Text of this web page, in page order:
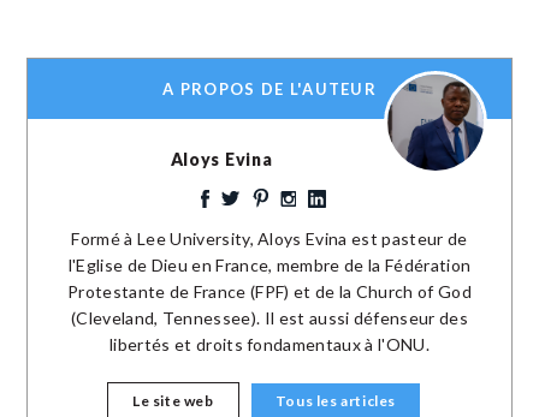
A PROPOS DE L'AUTEUR
Aloys Evina
Formé à Lee University, Aloys Evina est pasteur de
l'Eglise de Dieu en France, membre de la Fédération
Protestante de France (FPF) et de la Church of God
(Cleveland, Tennessee). Il est aussi défenseur des
libertés et droits fondamentaux à l'ONU.
Le site web Tous les articles